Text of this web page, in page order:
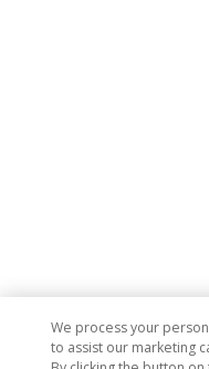
We process your
to assist our marketing